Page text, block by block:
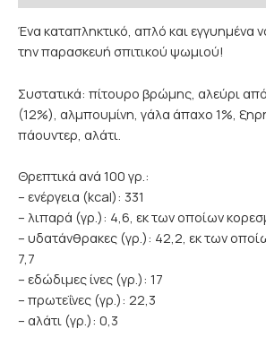
Ένα καταπληκτικό, απλό και εγγυημένα
την παρασκευή σπιτικού ψωμιού!
Συστατικά: πίτουρο βρώμης, αλεύρι
(12%), αλμπουμίνη, γάλα άπαχο 1%,
πάουντερ, αλάτι.
Θρεπτικά ανά 100 γρ.:
– ενέργεια (kcal): 331
– λιπαρά (γρ.): 4,6, εκ των οποίων
– υδατάνθρακες (γρ.): 42,2, εκ των
7,7
– εδώδιμες ίνες (γρ.): 17
– πρωτεΐνες (γρ.): 22,3
– αλάτι (γρ.): 0,3